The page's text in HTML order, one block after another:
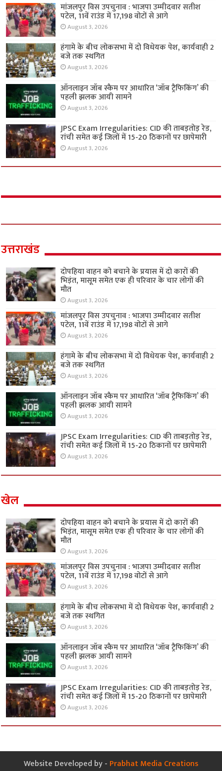
मांजलपुर विस उपचुनाव : भाजपा उम्मीदवार सतीश
पटेल, 11वें राउंड में 17,198 वोटों से आगे
August 3, 2026
हंगामे के बीच लोकसभा में दो विधेयक पेश, कार्यवाही 2
बजे तक स्थगित
August 3, 2026
ऑनलाइन जॉब स्कैम पर आधारित ‘जॉब ट्रैफिकिंग’ की
पहली झलक आयी सामने
August 3, 2026
JPSC Exam Irregularities: CID की ताबड़तोड़ रेड,
रांची समेत कई जिलों में 15-20 ठिकानों पर छापेमारी
August 3, 2026
उत्तराखंड
दोपहिया वाहन को बचाने के प्रयास में दो कारों की
भिड़ंत, मासूम समेत एक ही परिवार के चार लोगों की
मौत
August 3, 2026
मांजलपुर विस उपचुनाव : भाजपा उम्मीदवार सतीश
पटेल, 11वें राउंड में 17,198 वोटों से आगे
August 3, 2026
हंगामे के बीच लोकसभा में दो विधेयक पेश, कार्यवाही 2
बजे तक स्थगित
August 3, 2026
ऑनलाइन जॉब स्कैम पर आधारित ‘जॉब ट्रैफिकिंग’ की
पहली झलक आयी सामने
August 3, 2026
JPSC Exam Irregularities: CID की ताबड़तोड़ रेड,
रांची समेत कई जिलों में 15-20 ठिकानों पर छापेमारी
August 3, 2026
खेल
दोपहिया वाहन को बचाने के प्रयास में दो कारों की
भिड़ंत, मासूम समेत एक ही परिवार के चार लोगों की
मौत
August 3, 2026
मांजलपुर विस उपचुनाव : भाजपा उम्मीदवार सतीश
पटेल, 11वें राउंड में 17,198 वोटों से आगे
August 3, 2026
हंगामे के बीच लोकसभा में दो विधेयक पेश, कार्यवाही 2
बजे तक स्थगित
August 3, 2026
ऑनलाइन जॉब स्कैम पर आधारित ‘जॉब ट्रैफिकिंग’ की
पहली झलक आयी सामने
August 3, 2026
JPSC Exam Irregularities: CID की ताबड़तोड़ रेड,
रांची समेत कई जिलों में 15-20 ठिकानों पर छापेमारी
August 3, 2026
Website Developed by - Prabhat Media Creations